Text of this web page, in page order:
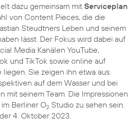
dazu gemeinsam mit Serviceplan
von Content Pieces, die die
Steudtners Leben und seinem
lässt. Der Fokus wird dabei auf
Media Kanälen YouTube,
und TikTok sowie online auf
Sie zeigen ihn etwa aus
auf dem Wasser und bei
mit seinem Team. Die Impressionen
Berliner O2 Studio zu sehen sein.
4. Oktober 2023.